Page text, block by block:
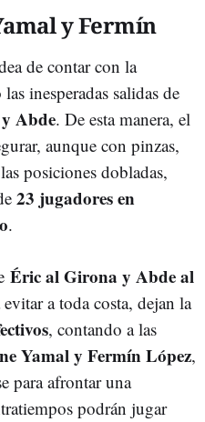
y Fermín
de contar con la
inesperadas salidas de
Abde. De esta manera, el
aunque con pinzas,
posiciones dobladas,
23 jugadores en
.
Éric al Girona y Abde al
a toda costa, dejan la
, contando a las
Yamal y Fermín López,
para afrontar una
podrán jugar